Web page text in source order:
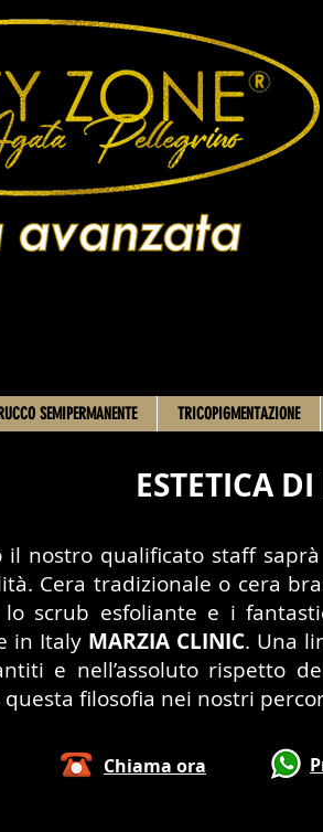
SEMIPERMANENTE TRICOPIGMENTAZIONE
ESTETICA DI
nostro qualificato staff
Cera tradizionale o cera
scrub esfoliante e i
in Italy MARZIA CLINIC. Una
e nell’assoluto rispetto
filosofia nei nostri
Chiama ora